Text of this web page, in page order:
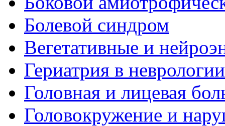
Болевой синдром
Вегетативные и
Гериатрия в неврологии
Головная и лицевая
Головокружение и